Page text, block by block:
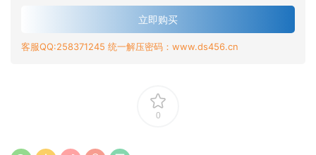
立即购买
客服QQ:258371245 统一解压密码：www.ds456.cn
0